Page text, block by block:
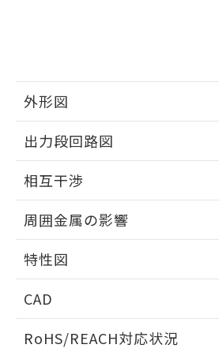
外形図
外形図
出力段回路図
出力段回路図
相互干渉
相互干渉
周囲金属の影響
周囲金属の影響
特性図
検出物体の大きさと材質による影響
CAD
ドすることができます。
RoHS/REACH対応状況
品・サービスに関する
※当社の共同利用者とは
の共同利用に関して"
用者の範囲」に記載さ
とができます。
EU RoHS指令（10物質）の
51物質の非含有証明書（当社
※本証明書は発行日時点で非
るもので、過去に遡って非含
ものではありません。
物質の対応では、対応完了ま
荷製品に未対応品が混在する
欄に対応日を記載しておりま
す。